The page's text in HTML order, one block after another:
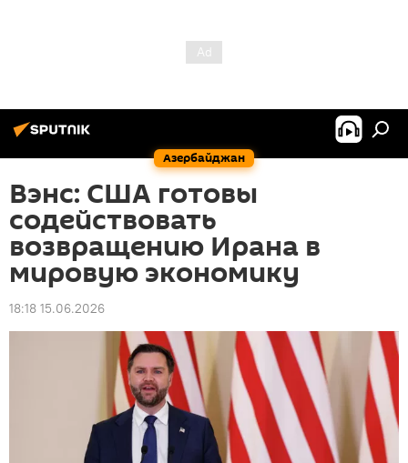
Азербайджан
Вэнс: США готовы
содействовать
возвращению Ирана в
мировую экономику
18:18 15.06.2026